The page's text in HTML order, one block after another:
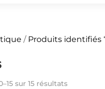
/ Produits identifiés
sur 15 résultats